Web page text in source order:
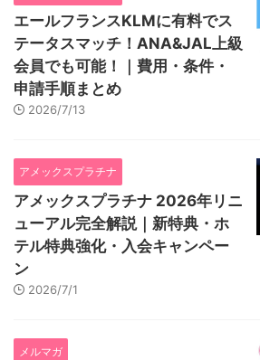
エールフランスKLMに有料でス
テータスマッチ！ANA&JAL上級
会員でも可能！｜費用・条件・
申請手順まとめ
2026/7/13
アメックスプラチナ
アメックスプラチナ 2026年リニ
ューアル完全解説｜新特典・ホ
テル特典強化・入会キャンペー
ン
2026/7/1
メルマガ